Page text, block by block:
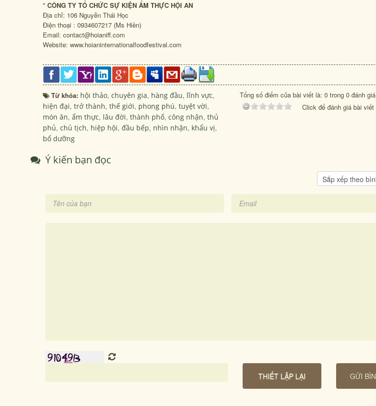
* CÔNG TY TỔ CHỨC SỰ KIỆN ẨM THỰC HỘI AN
Địa chỉ: 106 Nguyễn Thái Học
Điện thoại : 0934607217 (Ms Hiền)
Email: contact@hoianiff.com
Website: www.hoianinternationalfoodfestival.com
Từ khóa: hội thảo, chuyên gia, hàng đầu, lĩnh vực,
hiện đại, trở thành, thế giới, phong phú, tuyệt vời,
món ăn, ẩm thực, lâu đời, thành phố, công nhận, thủ
phủ, chủ tịch, hiệp hội, đầu bếp, nhìn nhận, khẩu vị,
bổ dưỡng
Tổng số điểm của bài viết là: 0 trong 0 đánh giá
Click để đánh giá bài viết
Ý kiến bạn đọc